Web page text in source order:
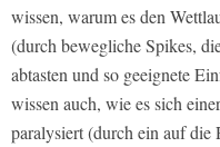
wissen, warum es den
(durch bewegliche Spikes,
abtasten und so geeignete
wissen auch, wie es sich
paralysiert (durch ein auf die